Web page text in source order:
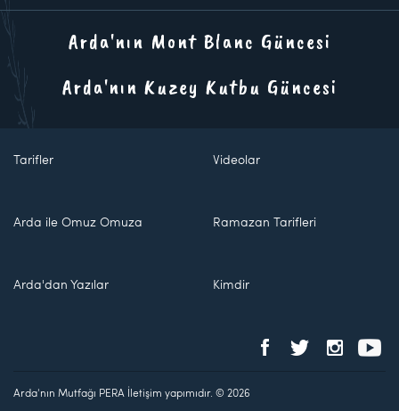
Arda'nın Mont Blanc Güncesi
Arda'nın Kuzey Kutbu Güncesi
Tarifler Videolar
Arda ile Omuz Omuza Ramazan Tarifleri
Arda'dan Yazılar Kimdir
Arda'nın Mutfağı PERA İletişim yapımıdır. © 2026